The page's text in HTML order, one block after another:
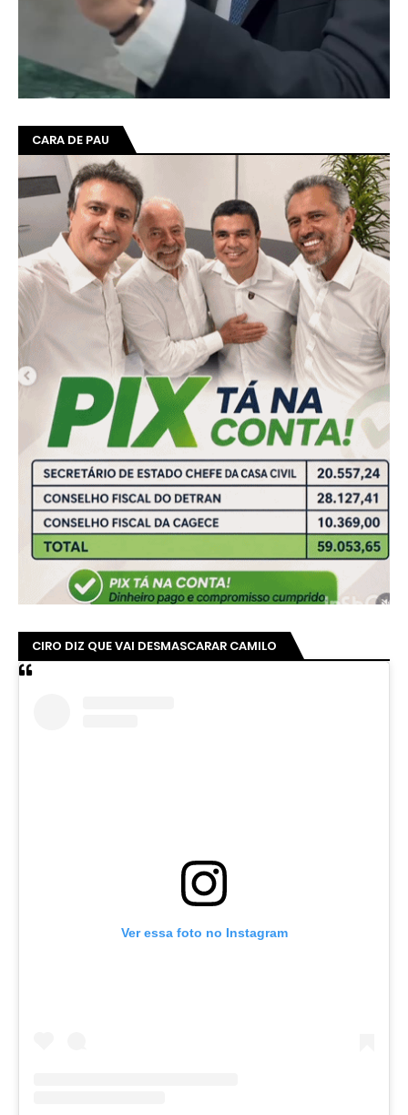
CARA DE PAU
CIRO DIZ QUE VAI DESMASCARAR CAMILO
Ver essa foto no Instagram